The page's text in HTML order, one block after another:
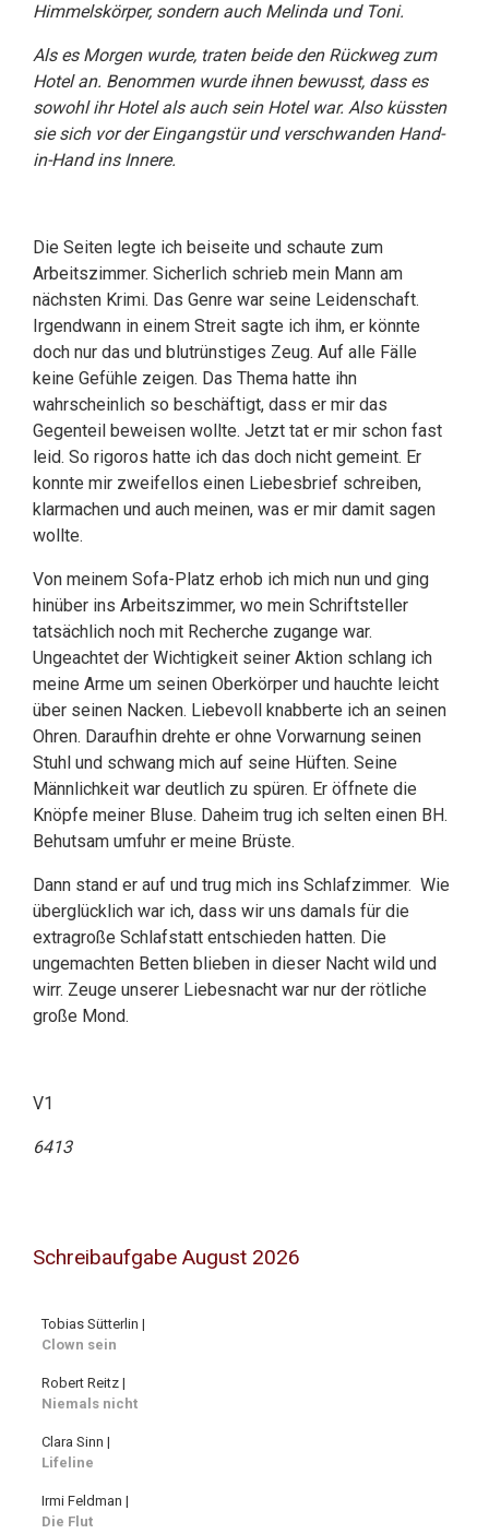
Himmelskörper, sondern auch Melinda und Toni.
Als es Morgen wurde, traten beide den Rückweg zum
Hotel an. Benommen wurde ihnen bewusst, dass es
sowohl ihr Hotel als auch sein Hotel war. Also küssten
sie sich vor der Eingangstür und verschwanden Hand-
in-Hand ins Innere.
Die Seiten legte ich beiseite und schaute zum
Arbeitszimmer. Sicherlich schrieb mein Mann am
nächsten Krimi. Das Genre war seine Leidenschaft.
Irgendwann in einem Streit sagte ich ihm, er könnte
doch nur das und blutrünstiges Zeug. Auf alle Fälle
keine Gefühle zeigen. Das Thema hatte ihn
wahrscheinlich so beschäftigt, dass er mir das
Gegenteil beweisen wollte. Jetzt tat er mir schon fast
leid. So rigoros hatte ich das doch nicht gemeint. Er
konnte mir zweifellos einen Liebesbrief schreiben,
klarmachen und auch meinen, was er mir damit sagen
wollte.
Von meinem Sofa-Platz erhob ich mich nun und ging
hinüber ins Arbeitszimmer, wo mein Schriftsteller
tatsächlich noch mit Recherche zugange war.
Ungeachtet der Wichtigkeit seiner Aktion schlang ich
meine Arme um seinen Oberkörper und hauchte leicht
über seinen Nacken. Liebevoll knabberte ich an seinen
Ohren. Daraufhin drehte er ohne Vorwarnung seinen
Stuhl und schwang mich auf seine Hüften. Seine
Männlichkeit war deutlich zu spüren. Er öffnete die
Knöpfe meiner Bluse. Daheim trug ich selten einen BH.
Behutsam umfuhr er meine Brüste.
Dann stand er auf und trug mich ins Schlafzimmer. Wie
überglücklich war ich, dass wir uns damals für die
extragroße Schlafstatt entschieden hatten. Die
ungemachten Betten blieben in dieser Nacht wild und
wirr. Zeuge unserer Liebesnacht war nur der rötliche
große Mond.
V1
6413
Schreibaufgabe August 2026
Tobias Sütterlin |
Clown sein
Robert Reitz |
Niemals nicht
Clara Sinn |
Lifeline
Irmi Feldman |
Die Flut